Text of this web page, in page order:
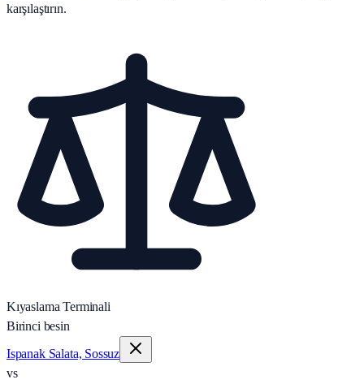
karşılaştırın.
Kıyaslama Terminali
Birinci besin
Ispanak Salata, Sossuz
vs